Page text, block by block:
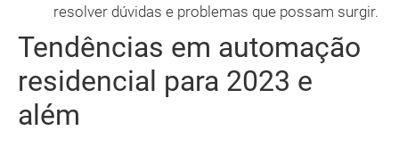
resolver dúvidas e problemas que possam surgir.
Tendências em automação
residencial para 2023 e
além